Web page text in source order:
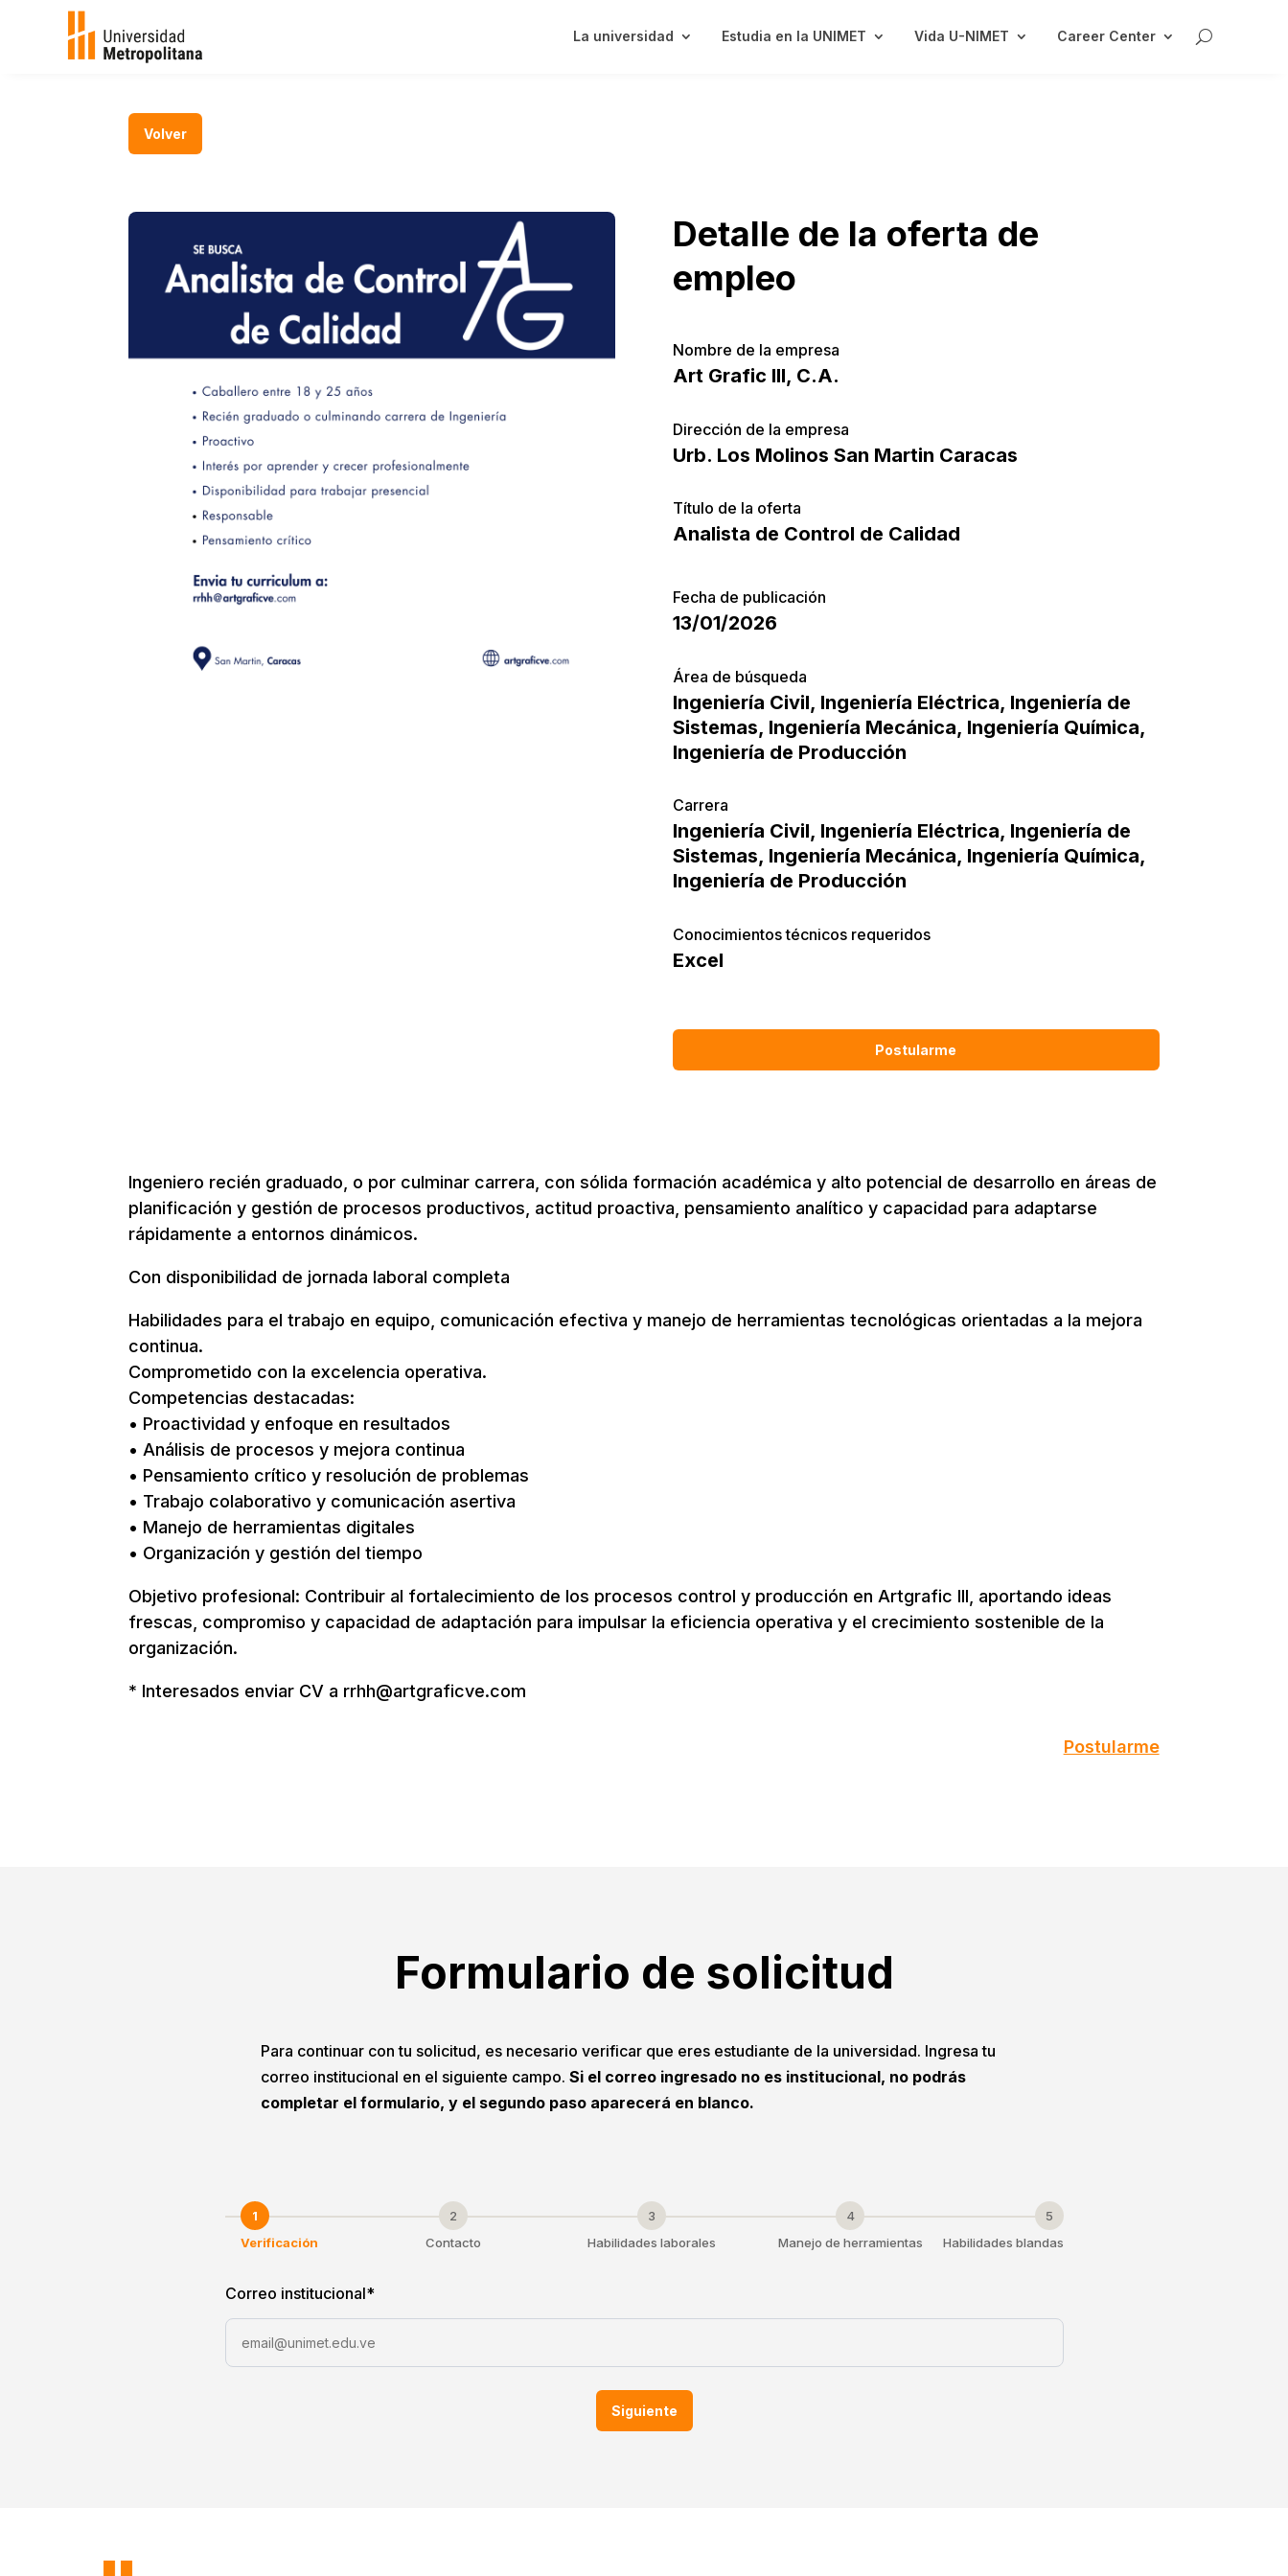
La universidad Estudia en la UNIMET Vida U-NIMET Career Center
Volver
Detalle de la oferta de
empleo
Nombre de la empresa
Art Grafic III, C.A.
Dirección de la empresa
Urb. Los Molinos San Martin Caracas
Título de la oferta
Analista de Control de Calidad
Fecha de publicación
13/01/2026
Área de búsqueda
Ingeniería Civil, Ingeniería Eléctrica, Ingeniería de
Sistemas, Ingeniería Mecánica, Ingeniería Química,
Ingeniería de Producción
Carrera
Ingeniería Civil, Ingeniería Eléctrica, Ingeniería de
Sistemas, Ingeniería Mecánica, Ingeniería Química,
Ingeniería de Producción
Conocimientos técnicos requeridos
Excel
Postularme
Ingeniero recién graduado, o por culminar carrera, con sólida formación académica y alto potencial de desarrollo en áreas de
planificación y gestión de procesos productivos, actitud proactiva, pensamiento analítico y capacidad para adaptarse
rápidamente a entornos dinámicos.
Con disponibilidad de jornada laboral completa
Habilidades para el trabajo en equipo, comunicación efectiva y manejo de herramientas tecnológicas orientadas a la mejora
continua.
Comprometido con la excelencia operativa.
Competencias destacadas:
• Proactividad y enfoque en resultados
• Análisis de procesos y mejora continua
• Pensamiento crítico y resolución de problemas
• Trabajo colaborativo y comunicación asertiva
• Manejo de herramientas digitales
• Organización y gestión del tiempo
Objetivo profesional: Contribuir al fortalecimiento de los procesos control y producción en Artgrafic III, aportando ideas
frescas, compromiso y capacidad de adaptación para impulsar la eficiencia operativa y el crecimiento sostenible de la
organización.
* Interesados enviar CV a rrhh@artgraficve.com
Postularme
Formulario de solicitud
Para continuar con tu solicitud, es necesario verificar que eres estudiante de la universidad. Ingresa tu
correo institucional en el siguiente campo. Si el correo ingresado no es institucional, no podrás
completar el formulario, y el segundo paso aparecerá en blanco.
1
Verificación
2
Contacto
3
Habilidades laborales
4
Manejo de herramientas
5
Habilidades blandas
Correo institucional*
Siguiente